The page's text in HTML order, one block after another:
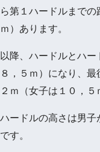
ら第１ハードルまで
ｍ）あります。
以降、ハードルとハ
８，５ｍ）になり、
２ｍ（女子は１０，５
ハードルの高さは男子
です。